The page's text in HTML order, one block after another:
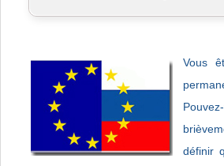
Vous
définir